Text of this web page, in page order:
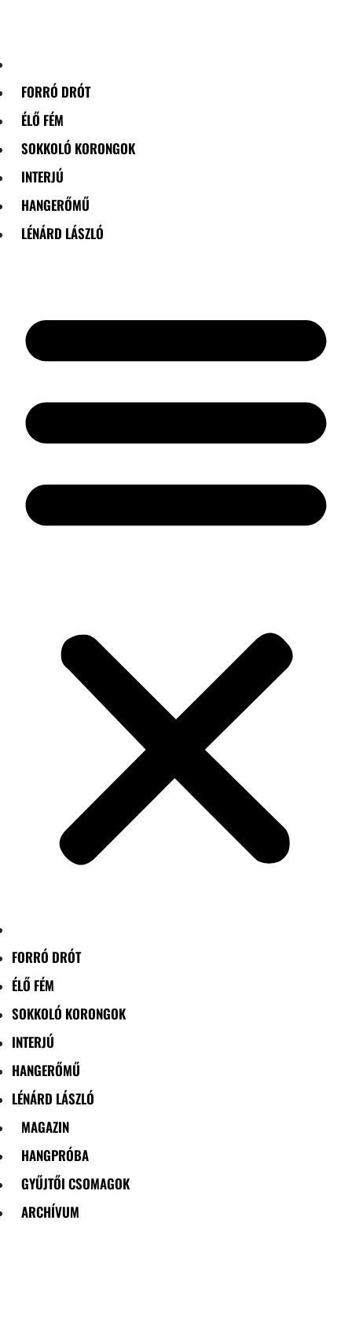
FORRÓ DRÓT
ÉLŐ FÉM
SOKKOLÓ KORONGOK
INTERJÚ
HANGERŐMŰ
LÉNÁRD LÁSZLÓ
FORRÓ DRÓT
ÉLŐ FÉM
SOKKOLÓ KORONGOK
INTERJÚ
HANGERŐMŰ
LÉNÁRD LÁSZLÓ
MAGAZIN
HANGPRÓBA
GYŰJTŐI CSOMAGOK
ARCHÍVUM